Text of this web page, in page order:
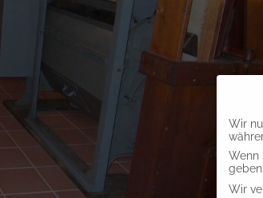
Wir
Wenn
Wir